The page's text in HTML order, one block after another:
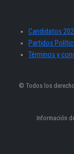
Candidatos
Partidos
Términos y
© Todos los
Información